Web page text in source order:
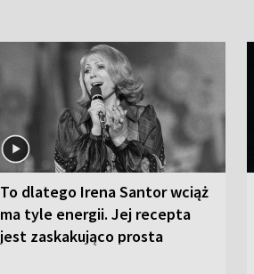
To dlatego Irena Santor wciąż
ma tyle energii. Jej recepta
jest zaskakująco prosta